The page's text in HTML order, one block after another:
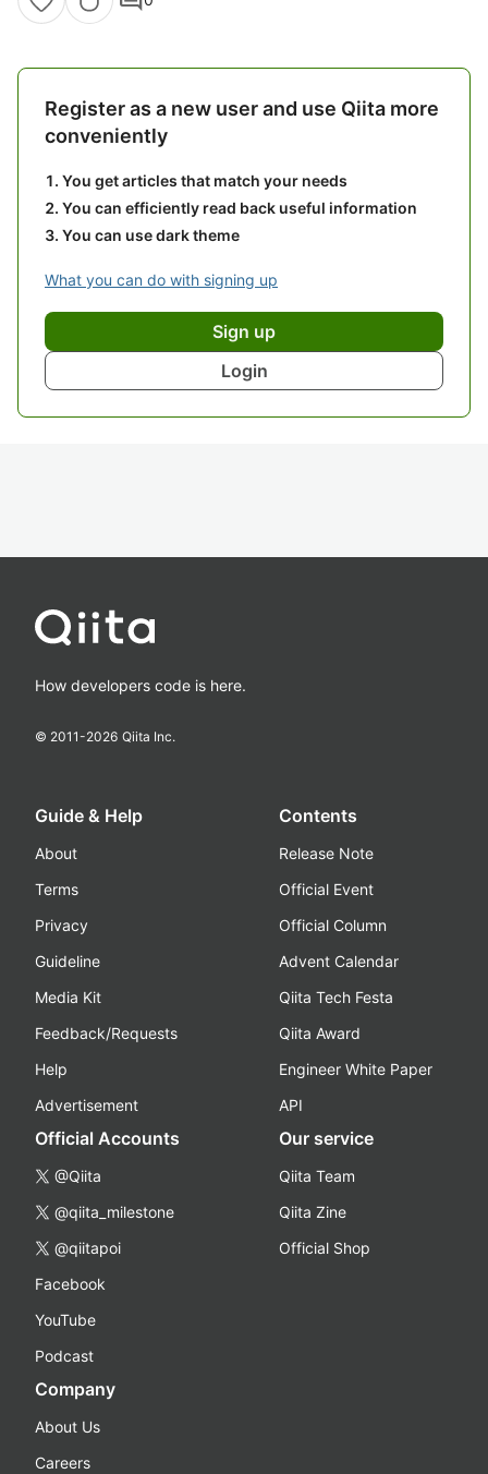
Register as a new user and use Qiita more
conveniently
You get articles that match your needs
You can efficiently read back useful information
You can use dark theme
What you can do with signing up
Sign up
Login
How developers code is here.
© 2011-2026 Qiita Inc.
Guide & Help
About
Terms
Privacy
Guideline
Media Kit
Feedback/Requests
Help
Advertisement
Contents
Release Note
Official Event
Official Column
Advent Calendar
Qiita Tech Festa
Qiita Award
Engineer White Paper
API
Official Accounts
@Qiita
@qiita_milestone
@qiitapoi
Facebook
YouTube
Podcast
Our service
Qiita Team
Qiita Zine
Official Shop
Company
About Us
Careers